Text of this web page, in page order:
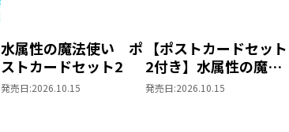
水属性の魔法使い ポ
ストカードセット2
発売日:2026.10.15
【ポストカードセット
2付き】水属性の魔法
使い 第三部 東方諸
発売日:2026.10.15